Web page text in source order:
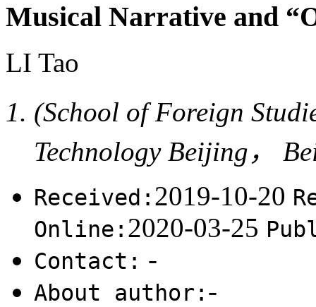
Musical Narrative and
LI Tao
(School of Foreign
Technology Beijing，
Received: 2019-10-20
Online: 2020-03-25
Contact: -
About author: -